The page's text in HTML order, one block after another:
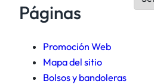
Páginas
Promoción Web
Mapa del sitio
Bolsos y bandoleras
e